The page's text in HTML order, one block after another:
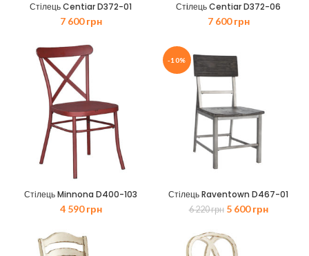
Стілець Centiar D372-01
7 600грн
Стiлець Centiar D372-06
7 600грн
Стілець Minnona D400-103
4 590грн
-10%
Стілець Raventown D467-01
6 220грн Оригінальна
6
220 грн.
5 600грнПоточна